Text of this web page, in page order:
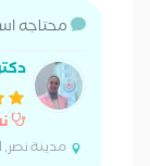
محتاجه
مدينة نصر,